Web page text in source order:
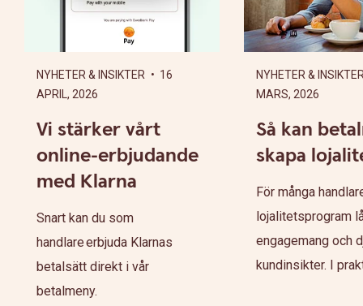
NYHETER & INSIKTER • 16
APRIL, 2026
Vi stärker vårt
online-erbjudande
med Klarna
Snart kan du som
handlare erbjuda Klarnas
betalsätt direkt i vår
betalmeny.
NYHETER &
MARS, 2026
Så kan
skapa
För många
lojalitetsprogram
engagemang och
kundinsikter. I